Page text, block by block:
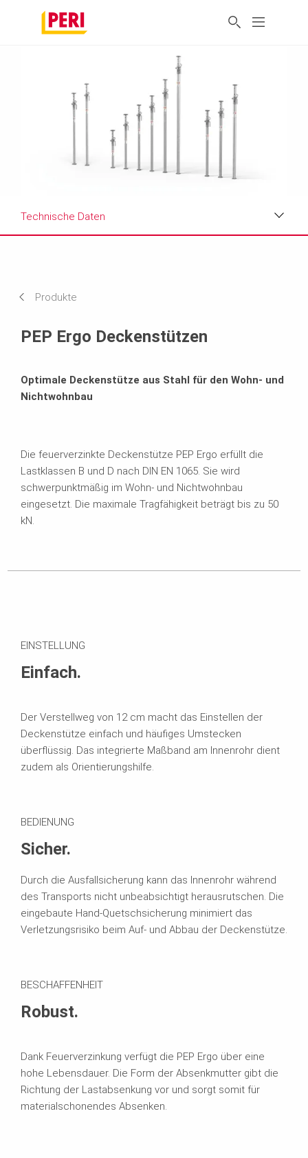
Technische Daten
Produkte
PEP Ergo Deckenstützen
Optimale Deckenstütze aus Stahl für den Wohn- und
Nichtwohnbau
Die feuerverzinkte Deckenstütze PEP Ergo erfüllt die
Lastklassen B und D nach DIN EN 1065. Sie wird
schwerpunktmäßig im Wohn- und Nichtwohnbau
eingesetzt. Die maximale Tragfähigkeit beträgt bis zu 50
kN.
EINSTELLUNG
Einfach.
Der Verstellweg von 12 cm macht das Einstellen der
Deckenstütze einfach und häufiges Umstecken
überflüssig. Das integrierte Maßband am Innenrohr dient
zudem als Orientierungshilfe.
BEDIENUNG
Sicher.
Durch die Ausfallsicherung kann das Innenrohr während
des Transports nicht unbeabsichtigt herausrutschen. Die
eingebaute Hand-Quetschsicherung minimiert das
Verletzungsrisiko beim Auf- und Abbau der Deckenstütze.
BESCHAFFENHEIT
Robust.
Dank Feuerverzinkung verfügt die PEP Ergo über eine
hohe Lebensdauer. Die Form der Absenkmutter gibt die
Richtung der Lastabsenkung vor und sorgt somit für
materialschonendes Absenken.